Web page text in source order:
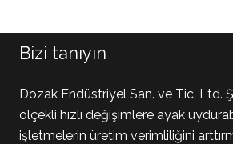
Bizi tanıyın
Dozak Endüstriyel San. ve Tic. Ltd.
ölçekli hızlı değişimlere ayak
işletmelerin üretim verimliliğini